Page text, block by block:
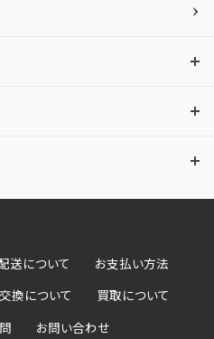
送について お支払い方法
換について 買取について
お問い合わせ